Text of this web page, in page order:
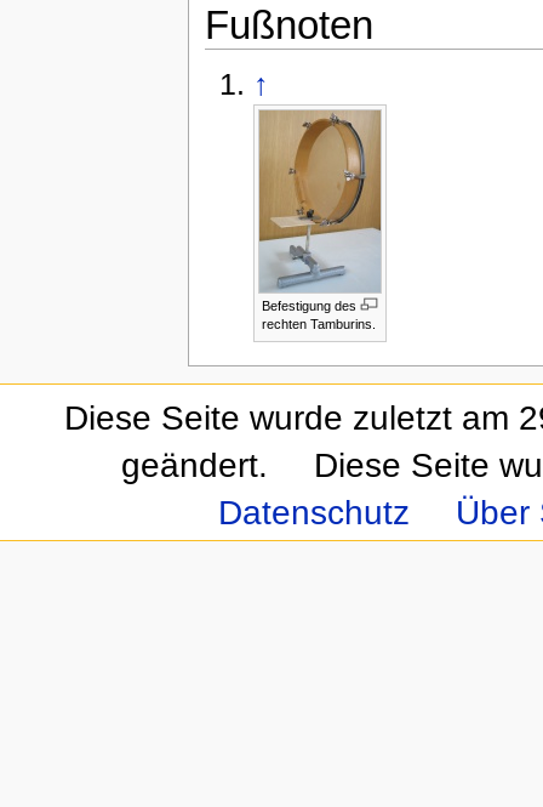
Fußnoten
↑
Befestigung des
rechten Tamburins.
Diese Seite wurde zuletzt am
geändert.
Diese Seite
Datenschutz
Über